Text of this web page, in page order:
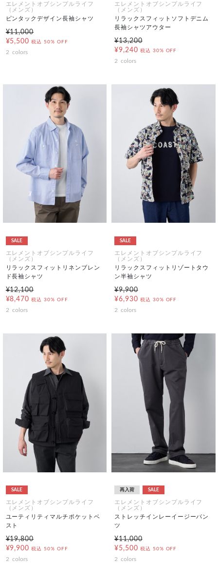
エレメントオブシンプルライフ
（メンズ）
ピンタックデザイン長袖シャツ
¥11,000
¥5,500 税込 50% OFF
2 colors
エレメントオブシンプルライフ
（メンズ）
リラックスフィットソフトデニム
長袖シャツアウター
¥13,200
¥9,240 税込 30% OFF
2 colors
SALE
エレメントオブシンプルライフ
（メンズ）
リラックスフィットリネンブレン
ド長袖シャツ
¥12,100
¥8,470 税込 30% OFF
2 colors
SALE
エレメントオブシンプルライフ
（メンズ）
リラックスフィットリゾートタウ
ン半袖シャツ
¥9,900
¥6,930 税込 30% OFF
2 colors
SALE
エレメントオブシンプルライフ
（メンズ）
ユーティリティマルチポケットベ
スト
¥19,800
¥9,900 税込 50% OFF
2 colors
再入荷 SALE
エレメントオブシンプルライフ
（メンズ）
ストレッチインレーイージーパン
ツ
¥11,000
¥5,500 税込 50% OFF
2 colors